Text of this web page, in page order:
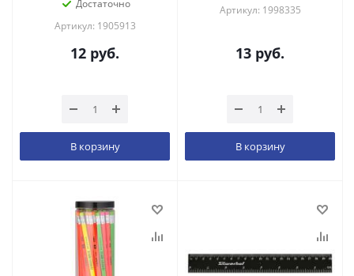
Достаточно
Артикул: 1905913
12 руб.
В корзину
Артикул: 1998335
13 руб.
В корзину